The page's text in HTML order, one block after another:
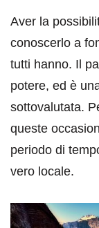
Aver la
conoscerlo a
tutti hanno. Il
potere, ed è
sottovalutata.
queste
periodo di
vero locale.